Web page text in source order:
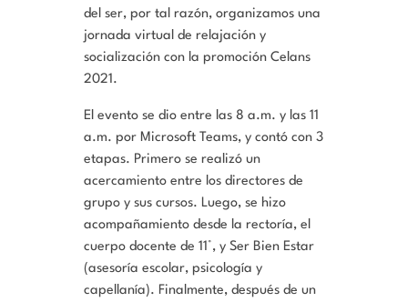
del ser, por tal razón, organizamos una
jornada virtual de relajación y
socialización con la promoción Celans
2021.
El evento se dio entre las 8 a.m. y las 11
a.m. por Microsoft Teams, y contó con 3
etapas. Primero se realizó un
acercamiento entre los directores de
grupo y sus cursos. Luego, se hizo
acompañamiento desde la rectoría, el
cuerpo docente de 11°, y Ser Bien Estar
(asesoría escolar, psicología y
capellanía). Finalmente, después de un